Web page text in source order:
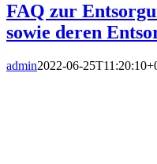
FAQ zur
sowie deren
admin2022-06-